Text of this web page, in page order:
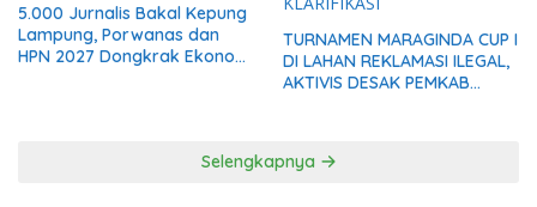
5.000 Jurnalis Bakal Kepung
Lampung, Porwanas dan
HPN 2027 Dongkrak Ekonomi
TURNAMEN MARAGINDA CUP I
DI LAHAN REKLAMASI ILEGAL,
AKTIVIS DESAK PEMKAB
Selengkapnya